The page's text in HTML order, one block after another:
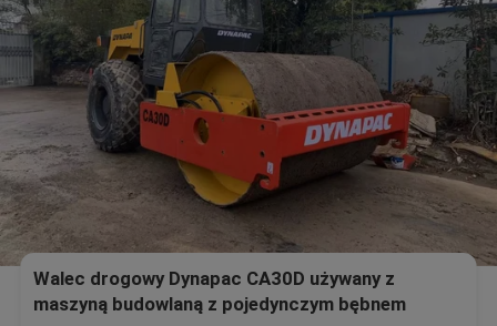
Walec drogowy Dynapac CA30D używany z
maszyną budowlaną z pojedynczym bębnem